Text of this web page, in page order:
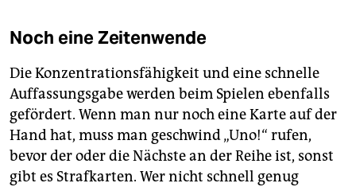
Noch eine Zeitenwende
Die Konzentrationsfähigkeit und eine schnelle
Auffassungsgabe werden beim Spielen ebenfalls
gefördert. Wenn man nur noch eine Karte auf der
Hand hat, muss man geschwind „Uno!“ rufen,
bevor der oder die Nächste an der Reihe ist, sonst
gibt es Strafkarten. Wer nicht schnell genug